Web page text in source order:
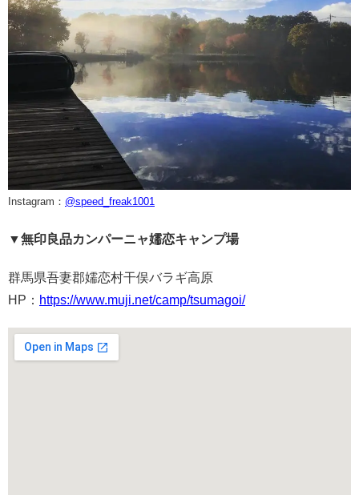
Instagram： @speed_freak1001
▼無印良品カンパーニャ嬬恋キャンプ場
群馬県吾妻郡嬬恋村干俣バラギ高原
HP： https://www.muji.net/camp/tsumagoi/